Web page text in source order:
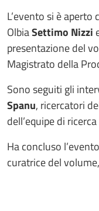
L’evento si è
OlbiaSettimo Nizzi
presentazione del
Magistrato della
Sono seguiti gli
Spanu, ricercatori
dell’equipe di ricerca
Ha concluso
curatrice del volume,